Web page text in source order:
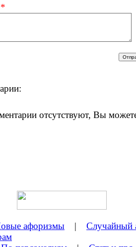
*
отсутствуют, Вы
афоризмы | Случайный